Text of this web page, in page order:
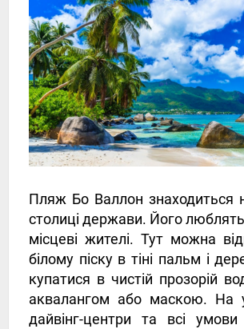
Пляж Бо Валлон знаходиться
столиці держави. Його люблять
місцеві жителі. Тут можна
білому піску в тіні пальм і
купатися в чистій прозорій
аквалангом або маскою. На
дайвінг-центри та всі